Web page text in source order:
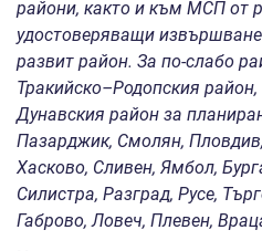
райони, както и към МСП от
удостоверяващи
развит район. За по-слабо
Тракийско–Родопския
Дунавския район за
Пазарджик, Смолян,
Хасково, Сливен, Ямбол,
Силистра, Разград, Русе,
Габрово, Ловеч, Плевен,